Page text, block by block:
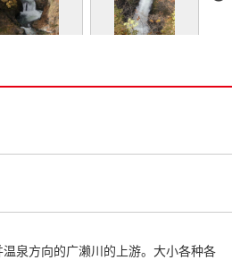
泉方向的广濑川的上游。大小各种各